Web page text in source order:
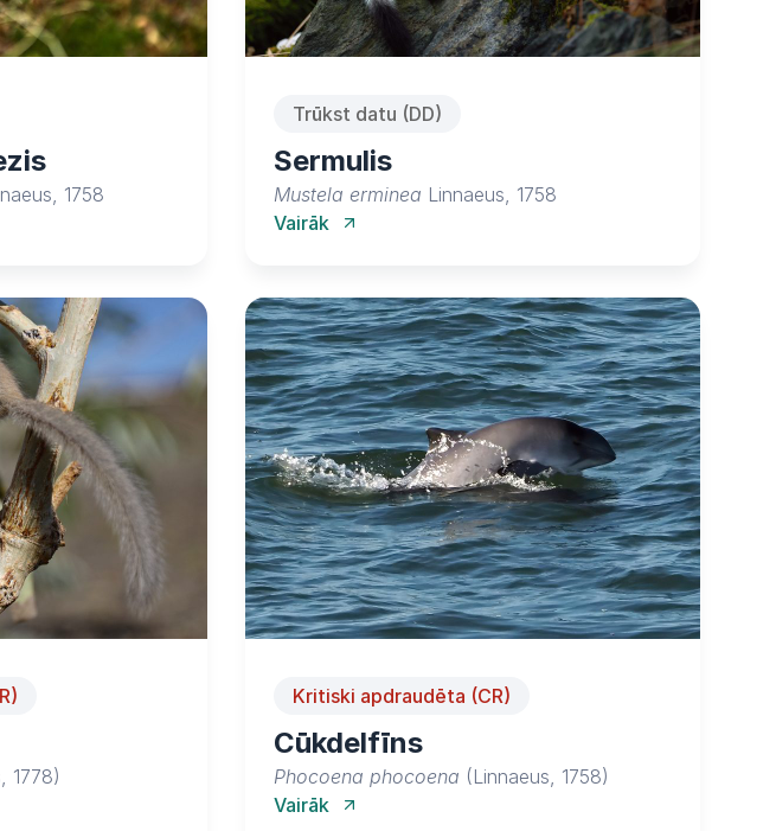
1758
Trūkst datu (DD)
Sermulis
Mustela erminea Linnaeus, 1758
Vairāk
1778)
Kritiski apdraudēta (CR)
Cūkdelfīns
Phocoena phocoena (Linnaeus, 1758)
Vairāk